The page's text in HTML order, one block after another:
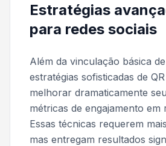
Estratégias
para redes sociais
Além da vinculação básica
estratégias sofisticadas de
melhorar dramaticamente
métricas de engajamento em
Essas técnicas requerem
mas entregam resultados